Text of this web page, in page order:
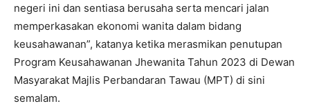
negeri ini dan sentiasa berusaha serta mencari jalan
memperkasakan ekonomi wanita dalam bidang
keusahawanan”, katanya ketika merasmikan penutupan
Program Keusahawanan Jhewanita Tahun 2023 di Dewan
Masyarakat Majlis Perbandaran Tawau (MPT) di sini
semalam.